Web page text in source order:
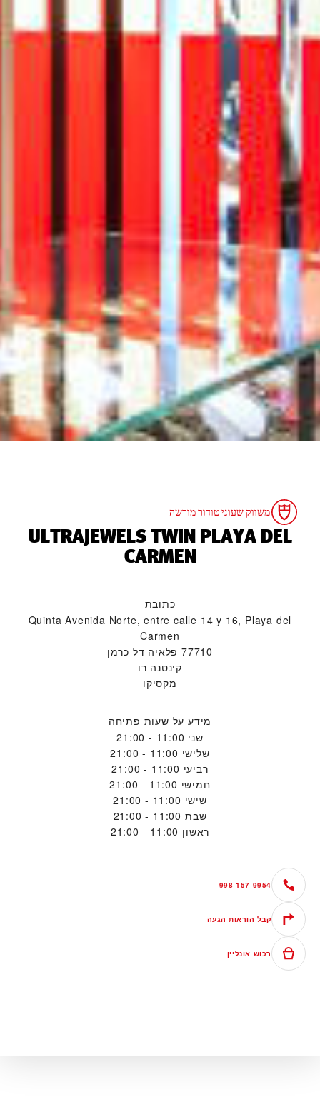
משווק שעוני טודור מורשה
‭ULTRAJEWELS TWIN PLAYA DEL
CARMEN‬
כתובת
Quinta Avenida Norte, entre calle 14 y 16, Playa del
Carmen
77710 פלאיה דל כרמן
קינטנה רו
מקסיקו
מידע על שעות פתיחה
שני 11:00 - 21:00
שלישי 11:00 - 21:00
רביעי 11:00 - 21:00
חמישי 11:00 - 21:00
שישי 11:00 - 21:00
שבת 11:00 - 21:00
ראשון 11:00 - 21:00
998 157 9954
קבל הוראות הגעה
רכוש אונליין